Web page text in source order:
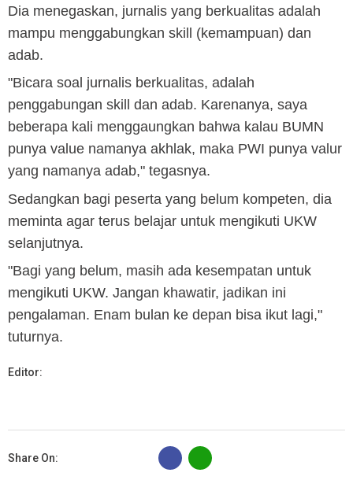
Dia menegaskan, jurnalis yang berkualitas adalah
mampu menggabungkan skill (kemampuan) dan
adab.
"Bicara soal jurnalis berkualitas, adalah
penggabungan skill dan adab. Karenanya, saya
beberapa kali menggaungkan bahwa kalau BUMN
punya value namanya akhlak, maka PWI punya valur
yang namanya adab," tegasnya.
Sedangkan bagi peserta yang belum kompeten, dia
meminta agar terus belajar untuk mengikuti UKW
selanjutnya.
"Bagi yang belum, masih ada kesempatan untuk
mengikuti UKW. Jangan khawatir, jadikan ini
pengalaman. Enam bulan ke depan bisa ikut lagi,"
tuturnya.
Editor:
Share On:
B